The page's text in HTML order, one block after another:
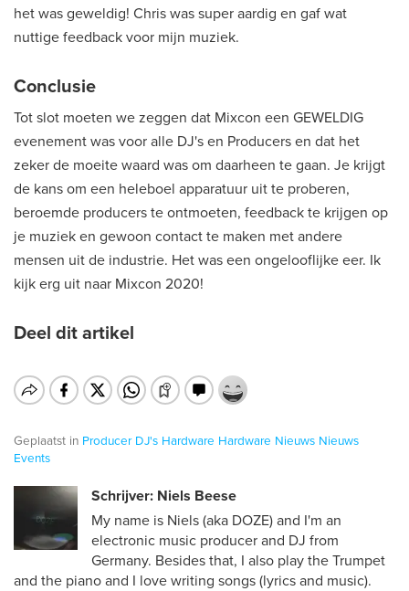
het was geweldig! Chris was super aardig en gaf wat
nuttige feedback voor mijn muziek.
Conclusie
Tot slot moeten we zeggen dat Mixcon een GEWELDIG
evenement was voor alle DJ's en Producers en dat het
zeker de moeite waard was om daarheen te gaan. Je krijgt
de kans om een heleboel apparatuur uit te proberen,
beroemde producers te ontmoeten, feedback te krijgen op
je muziek en gewoon contact te maken met andere
mensen uit de industrie. Het was een ongelooflijke eer. Ik
kijk erg uit naar Mixcon 2020!
Deel dit artikel
Geplaatst in Producer DJ's Hardware Hardware Nieuws Nieuws
Events
Schrijver: Niels Beese
My name is Niels (aka DOZE) and I'm an
electronic music producer and DJ from
Germany. Besides that, I also play the Trumpet
and the piano and I love writing songs (lyrics and music).